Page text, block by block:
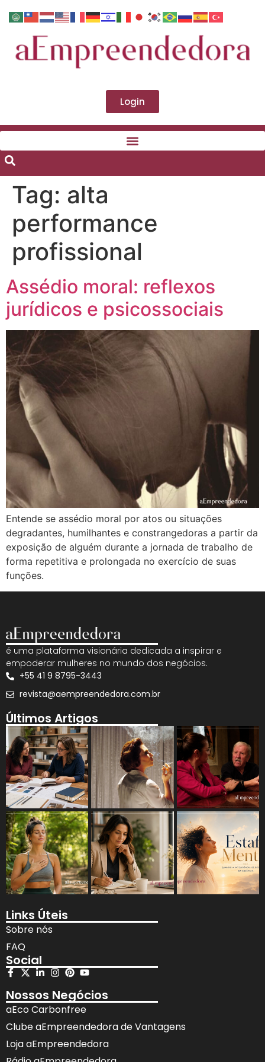
Login
Tag: alta
performance
profissional
Assédio moral: reflexos
jurídicos e psicossociais
Entende se assédio moral por atos ou situações
degradantes, humilhantes e constrangedoras a partir da
exposição de alguém durante a jornada de trabalho de
forma repetitiva e prolongada no exercício de suas
funções.
é uma plataforma visionária dedicada a inspirar e
empoderar mulheres no mundo dos negócios.
+55 41 9 8795-3443
revista@aempreendedora.com.br
Últimos Artigos
Links Úteis
Sobre nós
FAQ
Social
Nossos Negócios
aEco Carbonfree
Clube aEmpreendedora de Vantagens
Loja aEmpreendedora